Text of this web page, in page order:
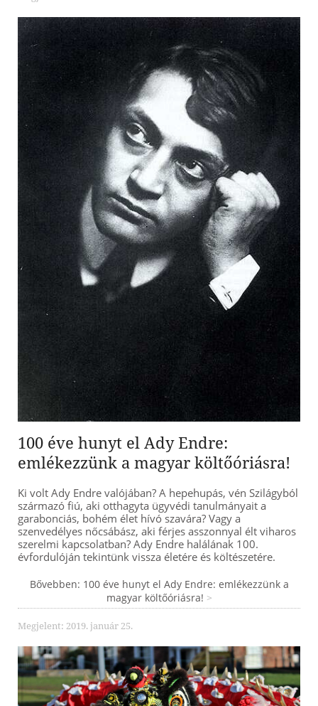
100 éve hunyt el Ady Endre:
emlékezzünk a magyar költőóriásra!
Ki volt Ady Endre valójában? A hepehupás, vén Szilágyból
származó fiú, aki otthagyta ügyvédi tanulmányait a
garabonciás, bohém élet hívó szavára? Vagy a
szenvedélyes nőcsábász, aki férjes asszonnyal élt viharos
szerelmi kapcsolatban? Ady Endre halálának 100.
évfordulóján tekintünk vissza életére és költészetére.
Bővebben: 100 éve hunyt el Ady Endre: emlékezzünk a
magyar költőóriásra!
Megjelent: 2019. január 25.